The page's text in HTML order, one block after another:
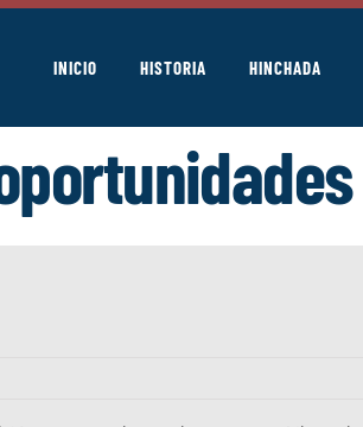
INICIO HISTORIA HINCHADA